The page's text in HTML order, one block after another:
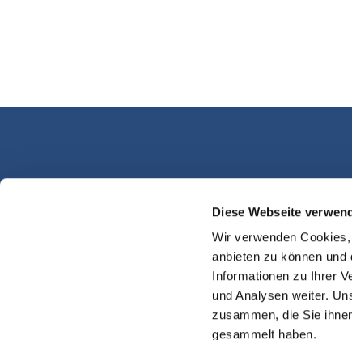
Diese Webseite
Wir verwenden
anbieten zu können
Informationen zu Ihrer
und Analysen weiter.
zusammen, die Sie
gesammelt haben.
Kassel Martinsplatz